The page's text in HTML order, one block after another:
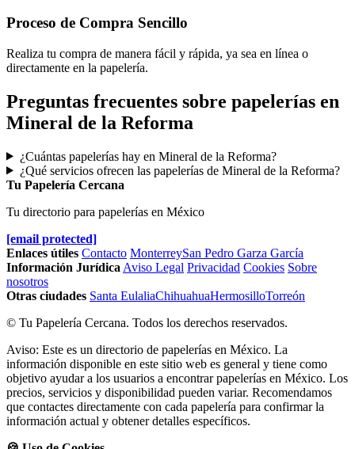
Proceso de Compra Sencillo
Realiza tu compra de manera fácil y rápida, ya sea en línea o
directamente en la papelería.
Preguntas frecuentes sobre papelerías en
Mineral de la Reforma
¿Cuántas papelerías hay en Mineral de la Reforma?
¿Qué servicios ofrecen las papelerías de Mineral de la Reforma?
Tu Papelería Cercana
Tu directorio para papelerías en México
[email protected]
Enlaces útiles Contacto MonterreySan Pedro Garza García
Información Jurídica Aviso Legal Privacidad Cookies Sobre
nosotros
Otras ciudades Santa EulaliaChihuahuaHermosilloTorreón
© Tu Papelería Cercana. Todos los derechos reservados.
Aviso: Este es un directorio de papelerías en México. La
información disponible en este sitio web es general y tiene como
objetivo ayudar a los usuarios a encontrar papelerías en México. Los
precios, servicios y disponibilidad pueden variar. Recomendamos
que contactes directamente con cada papelería para confirmar la
información actual y obtener detalles específicos.